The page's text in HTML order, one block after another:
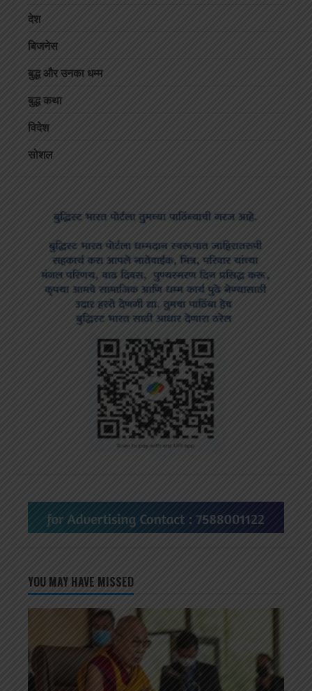
देश
बिजनेस
बुद्ध और उनका धम्म
बुद्ध कथा
विदेश
सोशल
YOU MAY HAVE MISSED